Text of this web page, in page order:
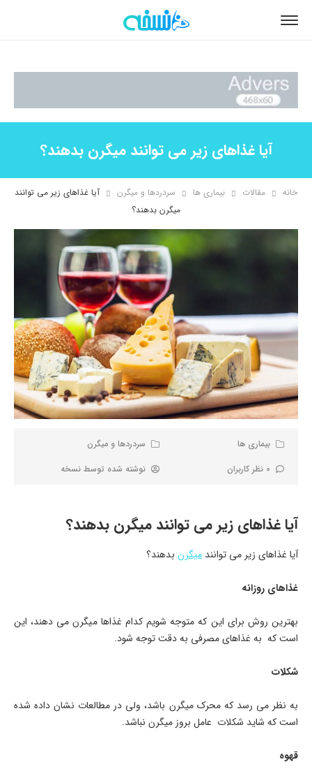
آیا غذاهای زیر می توانند میگرن بدهند؟
خانه مقالات بیماری ها سردردها و میگرن
آیا غذاهای زیر می توانند
میگرن بدهند؟
بیماری ها
سردردها و میگرن
0 نظر کاربران
نوشته شده توسط نسخه
آیا غذاهای زیر می توانند میگرن بدهند؟
آیا غذاهای زیر می توانند میگرن بدهند؟
غذاهای روزانه
بهترین روش برای این که متوجه شویم کدام غذاها میگرن می دهند، این
است که به غذاهای مصرفی به دقت توجه شود.
شکلات
به نظر می رسد که محرک میگرن باشد، ولی در مطالعات نشان داده شده
است که شاید شکلات عامل بروز میگرن نباشد.
قهوه